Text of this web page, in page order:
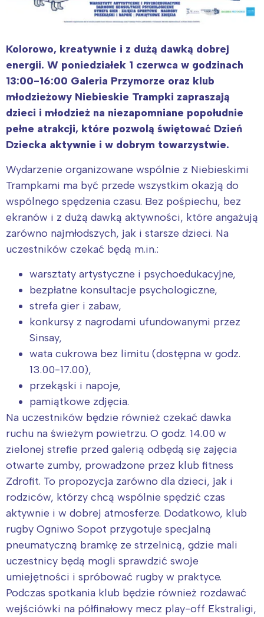
Kolorowo, kreatywnie i z dużą dawką dobrej
energii. W poniedziałek 1 czerwca w godzinach
13:00-16:00 Galeria Przymorze oraz klub
młodzieżowy Niebieskie Trampki zapraszają
dzieci i młodzież na niezapomniane popołudnie
pełne atrakcji, które pozwolą świętować Dzień
Dziecka aktywnie i w dobrym towarzystwie.
Wydarzenie organizowane wspólnie z Niebieskimi
Trampkami ma być przede wszystkim okazją do
wspólnego spędzenia czasu. Bez pośpiechu, bez
ekranów i z dużą dawką aktywności, które angażują
zarówno najmłodszych, jak i starsze dzieci. Na
uczestników czekać będą m.in.:
warsztaty artystyczne i psychoedukacyjne,
bezpłatne konsultacje psychologiczne,
strefa gier i zabaw,
konkursy z nagrodami ufundowanymi przez
Sinsay,
wata cukrowa bez limitu (dostępna w godz.
13.00-17.00),
przekąski i napoje,
pamiątkowe zdjęcia.
Na uczestników będzie również czekać dawka
ruchu na świeżym powietrzu. O godz. 14.00 w
zielonej strefie przed galerią odbędą się zajęcia
otwarte zumby, prowadzone przez klub fitness
Zdrofit. To propozycja zarówno dla dzieci, jak i
rodziców, którzy chcą wspólnie spędzić czas
aktywnie i w dobrej atmosferze. Dodatkowo, klub
rugby Ogniwo Sopot przygotuje specjalną
pneumatyczną bramkę ze strzelnicą, gdzie mali
uczestnicy będą mogli sprawdzić swoje
umiejętności i spróbować rugby w praktyce.
Podczas spotkania klub będzie również rozdawać
wejściówki na półfinałowy mecz play-off Ekstraligi,